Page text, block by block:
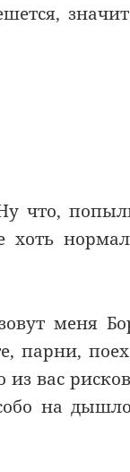
что,
хоть
меня
парни,
из вас
на